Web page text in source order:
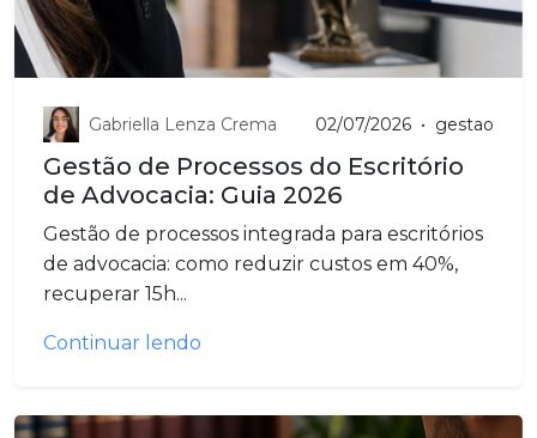
Gabriella Lenza Crema 02/07/2026 • gestao
Gestão de Processos do Escritório
de Advocacia: Guia 2026
Gestão de processos integrada para escritórios
de advocacia: como reduzir custos em 40%,
recuperar 15h...
Continuar lendo